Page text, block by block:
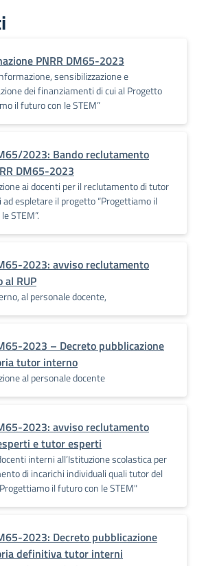
PNRR DM65-2023
sensibilizzazione e
dei finanziamenti di cui al Progetto
il futuro con le STEM”
2023: Bando reclutamento
DM65-2023
ai docenti per il reclutamento di tutor
espletare il progetto “Progettiamo il
STEM”.
2023: avviso reclutamento
al RUP
al personale docente,
2023 – Decreto pubblicazione
tutor interno
al personale docente
2023: avviso reclutamento
e tutor esperti
interni all’Istituzione scolastica per
di incarichi individuali quali tutor del
il futuro con le STEM"
2023: Decreto pubblicazione
definitiva tutor interni